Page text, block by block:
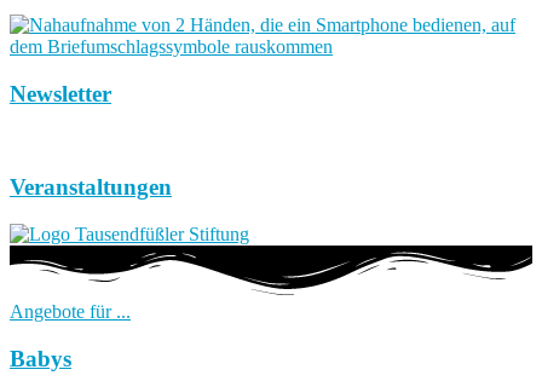
Newsletter
Veranstaltungen
Angebote für ...
Babys